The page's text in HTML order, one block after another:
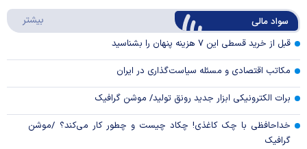
Video
سواد مالی بیشتر
قبل از خرید قسطی این ۷ هزینه پنهان را بشناسید
مکاتب اقتصادی و مسئله سیاست‌گذاری در ایران
برات الکترونیکی ابزار جدید رونق تولید/ موشن گرافیک
خداحافظی با چک کاغذی! چکاد چیست و چطور کار می‌کند؟ /موشن
گرافیک